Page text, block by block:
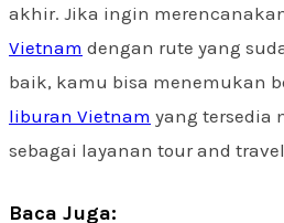
akhir. Jika ingin
Vietnam dengan rute yang
baik, kamu bisa menemukan
liburan Vietnam yang tersedia
sebagai layanan tour and
Baca Juga: